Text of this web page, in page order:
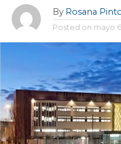
By Rosana
Posted on mayo